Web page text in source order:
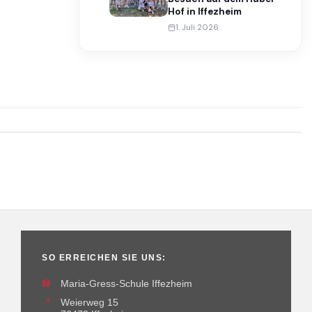
Hof in Iffezheim
1. Juli 2026
SO ERREICHEN SIE UNS:
🏫
Maria-Gress-Schule Iffezheim
📍
Weierweg 15